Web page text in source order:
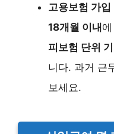
고용보험 가
18개월 이내
피보험 단위
니다. 과거 근
보세요.